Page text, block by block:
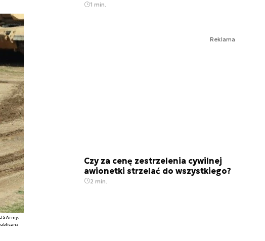
Army.
1 min.
Reklama
Czy za cenę zestrzelenia cywilnej
awionetki strzelać do wszystkiego?
2 min.